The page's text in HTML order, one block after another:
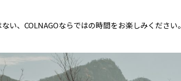
い、COLNAGOならではの時間をお楽しみください。